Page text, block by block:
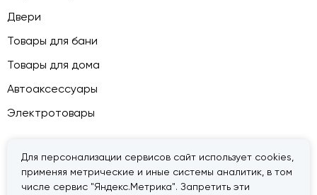
Для персонализации сервисов сайт использует cookies,
применяя метрические и иные системы аналитик, в том
числе сервис "Яндекс.Метрика". Запретить эти
Двери
Товары для бани
Товары для дома
Автоаксессуары
Электротовары
© 2026 — «Дачник».Правовая информация